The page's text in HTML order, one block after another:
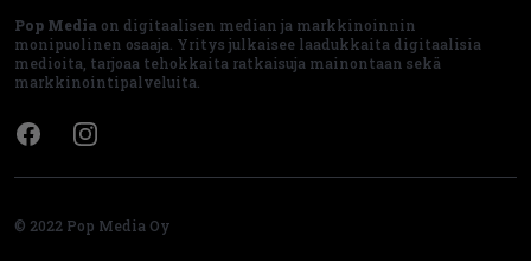
Pop Media on digitaalisen median ja markkinoinnin
monipuolinen osaaja. Yritys julkaisee laadukkaita digitaalisia
medioita, tarjoaa tehokkaita ratkaisuja mainontaan sekä
markkinointipalveluita.
FacebookInstagram
© 2022 Pop Media Oy